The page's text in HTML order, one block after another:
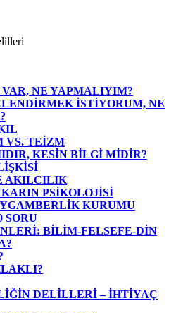
NE YAPMALIYIM?
İSTİYORUM, NE
VS. TEİZM
KESİN BİLGİ MİDİR?
AKILCILIK
PSİKOLOJİSİ
KURUMU
SORU
BİLİM-FELSEFE-DİN
DELİLLERİ – İHTİYAÇ